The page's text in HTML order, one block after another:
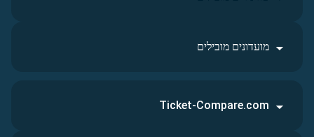
מועדונים מובילים
Ticket-Compare.com